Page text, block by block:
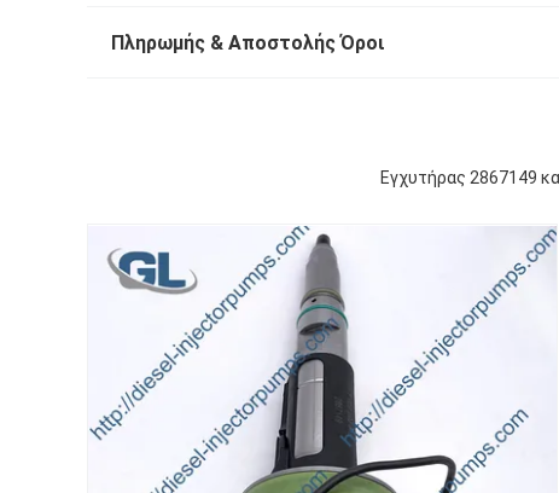
Πληρωμής & Αποστολής Όροι
Εγχυτήρας 2867149